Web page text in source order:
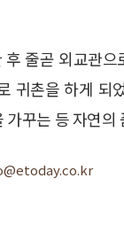
줄곧 외교관
귀촌을 하게 되
꾸는 등 자연